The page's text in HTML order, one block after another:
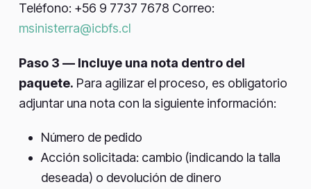
Teléfono: +56 9 7737 7678 Correo:
msinisterra@icbfs.cl
Paso 3 — Incluye una nota dentro del
paquete. Para agilizar el proceso, es obligatorio
adjuntar una nota con la siguiente información:
Número de pedido
Acción solicitada: cambio (indicando la talla
deseada) o devolución de dinero